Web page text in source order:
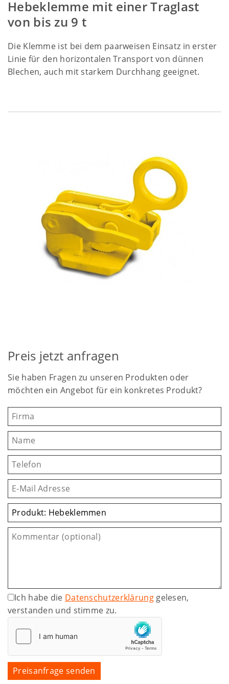
Hebeklemme mit einer Traglast
von bis zu 9 t
Die Klemme ist bei dem paarweisen Einsatz in erster
Linie für den horizontalen Transport von dünnen
Blechen, auch mit starkem Durchhang geeignet.
Preis jetzt anfragen
Sie haben Fragen zu unseren Produkten oder
möchten ein Angebot für ein konkretes Produkt?
Ich habe die Datenschutzerklärunggelesen,
verstanden und stimme zu.